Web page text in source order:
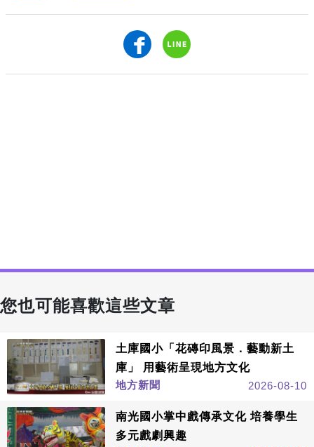
您也可能喜歡這些文章
土庫國小「花磚印風景．藝動新土
庫」 用藝術呈現地方文化
地方新聞
2026-08-10
南光國小掌中戲傳承文化 培養學生
多元戲劇興趣